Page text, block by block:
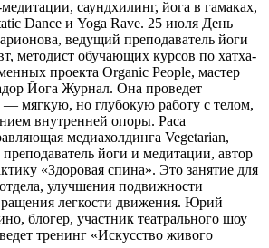
саундхилинг, йога в гамаках,
Dance и Yoga Rave. 25 июля День
ведущий преподаватель йоги
методист обучающих курсов по хатха-
проекта Organic People, мастер
Йога Журнал. Она проведет
— мягкую, но глубокую работу с телом,
внутренней опоры. Раса
медиахолдинга Vegetarian,
йоги и медитации, автор
«Здоровая спина». Это занятие для
улучшения подвижности
легкости движения. Юрий
блогер, участник театрального шоу
тренинг «Искусство живого